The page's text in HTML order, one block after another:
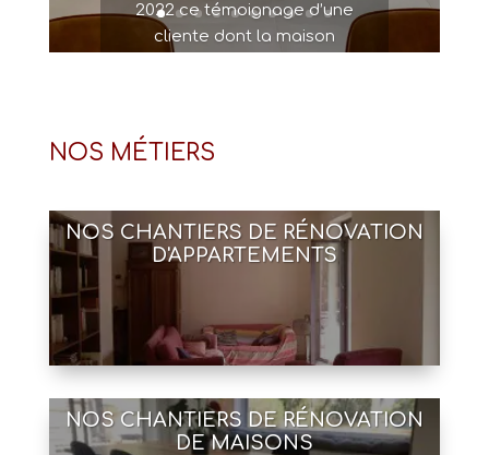
2022 ce témoignage d’une
cliente dont la maison
témoignage.
NOS MÉTIERS
NOS CHANTIERS DE RÉNOVATION
D'APPARTEMENTS
NOS CHANTIERS DE RÉNOVATION
DE MAISONS